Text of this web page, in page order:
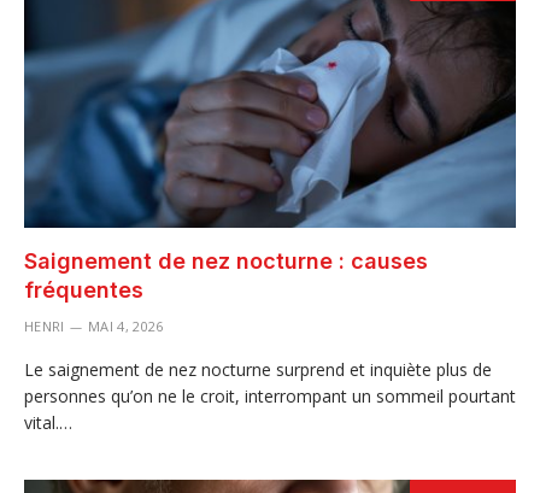
Saignement de nez nocturne : causes
fréquentes
HENRI MAI 4, 2026
Le saignement de nez nocturne surprend et inquiète plus de
personnes qu’on ne le croit, interrompant un sommeil pourtant
vital.…